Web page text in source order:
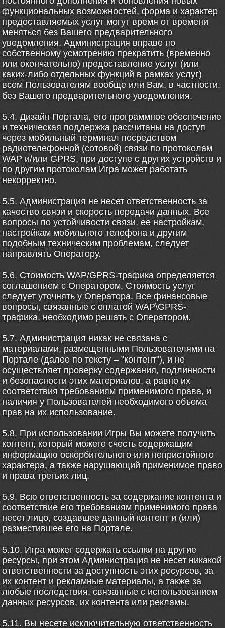
функциональных возможностей, форма и характер
предоставляемых услуг могут время от времени
меняться без Вашего предварительного
уведомления. Администрация вправе по
собственному усмотрению прекратить (временно
или окончательно) предоставление услуг (или
каких-либо отдельных функций в рамках услуг)
всем Пользователям вообще или Вам, в частности,
без Вашего предварительного уведомления.
5.4. Дизайн Портала, его программное обеспечение
и техническая поддержка рассчитаны на доступ
через мобильный терминал посредством
радиотелефонной (сотовой) связи по протоколам
WAP и/или GPRS, при доступе с других устройств и
по другим протоколам Игра может работать
некорректно.
5.5. Администрация не несет ответственность за
качество связи и скорость передачи данных. Все
вопросы по устойчивости связи, ее настройкам,
настройкам мобильного телефона и другим
подобным техническим проблемам, следует
направлять Оператору.
5.6. Стоимость WAP/GPRS-трафика определяется
соглашением с Оператором. Стоимость услуг
следует уточнять у Оператора. Все финансовые
вопросы, связанные с оплатой WAP\GPRS-
трафика, необходимо решать с Оператором.
5.7. Администрация никак не связана с
материалами, размещенными Пользователями на
Портале (далее по тексту – "контент"), и не
осуществляет проверку содержания, подлинности
и безопасности этих материалов, а равно их
соответствия требованиям применимого права, и
наличия у Пользователей необходимого объема
прав на их использование.
5.8. При использовании Игры Вы можете получить
контент, который можете счесть содержащим
информацию оскорбительного или непристойного
характера, а также нарушающий применимое право
и права третьих лиц.
5.9. Всю ответственность за содержание контента и
соответствие его требованиям применимого права
несет лицо, создавшее данный контент и (или)
разместившее его на Портале.
5.10. Игра может содержать ссылки на другие
ресурсы, при этом Администрация не несет никакой
ответственности за доступность этих ресурсов, за
их контент и рекламные материалы, а также за
любые последствия, связанные с использованием
данных ресурсов, их контента или рекламы.
5.11. Вы несете исключительную ответственность